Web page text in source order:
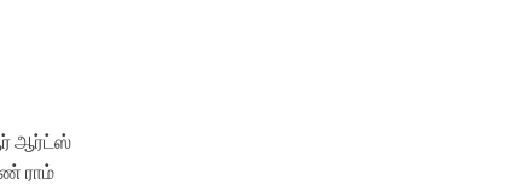
ஆர்ட்ஸ்
ராம்